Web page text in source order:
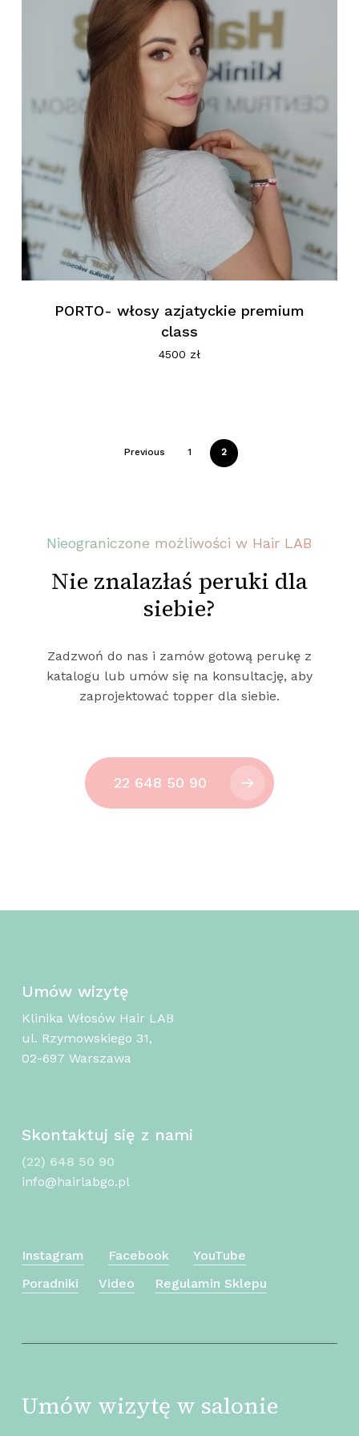
Brak produktów w koszyku.
PORTO- włosy azjatyckie premium
class
4500 zł
Previous 1 2
Nieograniczone możliwości w Hair LAB
Nie znalazłaś peruki dla
siebie?
Zadzwoń do nas i zamów gotową perukę z
katalogu lub umów się na konsultację, aby
zaprojektować topper dla siebie.
22 648 50 90
Umów wizytę
Klinika Włosów Hair LAB
ul. Rzymowskiego 31,
02-697 Warszawa
Skontaktuj się z nami
(22) 648 50 90
info@hairlabgo.pl
Instagram Facebook
YouTube
Poradniki
Video Regulamin Sklepu
Umów wizytę w salonie